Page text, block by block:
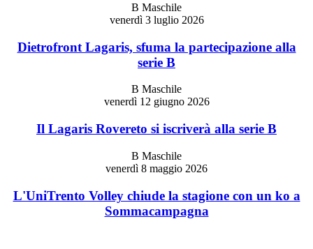
B Maschile
venerdì 3 luglio 2026
Dietrofront Lagaris, sfuma la partecipazione alla
serie B
B Maschile
venerdì 12 giugno 2026
Il Lagaris Rovereto si iscriverà alla serie B
B Maschile
venerdì 8 maggio 2026
L'UniTrento Volley chiude la stagione con un ko a
Sommacampagna